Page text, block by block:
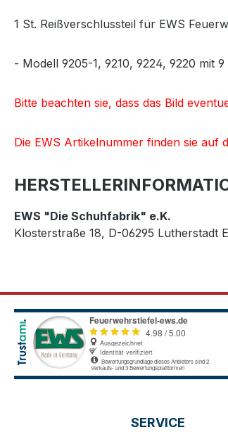
1 St. Reißverschlussteil für EWS
- Modell 9205-1, 9210, 9224, 9220 mit
Bitte beachten sie, dass das Bild
Die EWS Artikelnummer finden sie auf
EWS "Die Schuhfabrik" e.K.
Klosterstraße 18, D-06295 Lutherstadt
SERVICE